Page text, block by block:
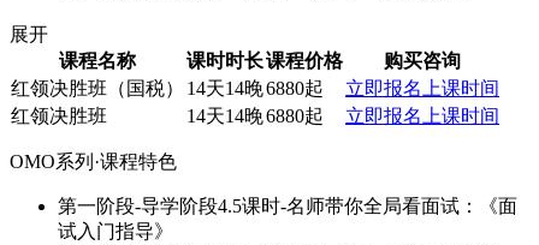
展开
课程名称
课时时长课程价格
购买咨询
红领决胜班（国税）
14天14晚6880起 立即报名 上课时间
红领决胜班
14天14晚6880起 立即报名 上课时间
OMO系列·课程特色
第一阶段-导学阶段4.5课时-名师带你全局看面试：《面
试入门指导》